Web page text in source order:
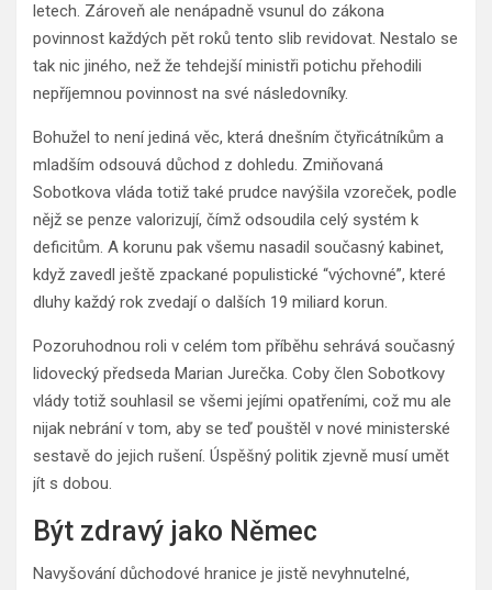
letech. Zároveň ale nenápadně vsunul do zákona
povinnost každých pět roků tento slib revidovat. Nestalo se
tak nic jiného, než že tehdejší ministři potichu přehodili
nepříjemnou povinnost na své následovníky.
Bohužel to není jediná věc, která dnešním čtyřicátníkům a
mladším odsouvá důchod z dohledu. Zmiňovaná
Sobotkova vláda totiž také prudce navýšila vzoreček, podle
nějž se penze valorizují, čímž odsoudila celý systém k
deficitům. A korunu pak všemu nasadil současný kabinet,
když zavedl ještě zpackané populistické “výchovné”, které
dluhy každý rok zvedají o dalších 19 miliard korun.
Pozoruhodnou roli v celém tom příběhu sehrává současný
lidovecký předseda Marian Jurečka. Coby člen Sobotkovy
vlády totiž souhlasil se všemi jejími opatřeními, což mu ale
nijak nebrání v tom, aby se teď pouštěl v nové ministerské
sestavě do jejich rušení. Úspěšný politik zjevně musí umět
jít s dobou.
Být zdravý jako Němec
Navyšování důchodové hranice je jistě nevyhnutelné,